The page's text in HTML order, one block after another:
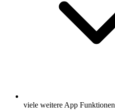
viele weitere App Funktionen